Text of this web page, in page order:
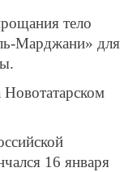
тело
Марджани» для
16 января